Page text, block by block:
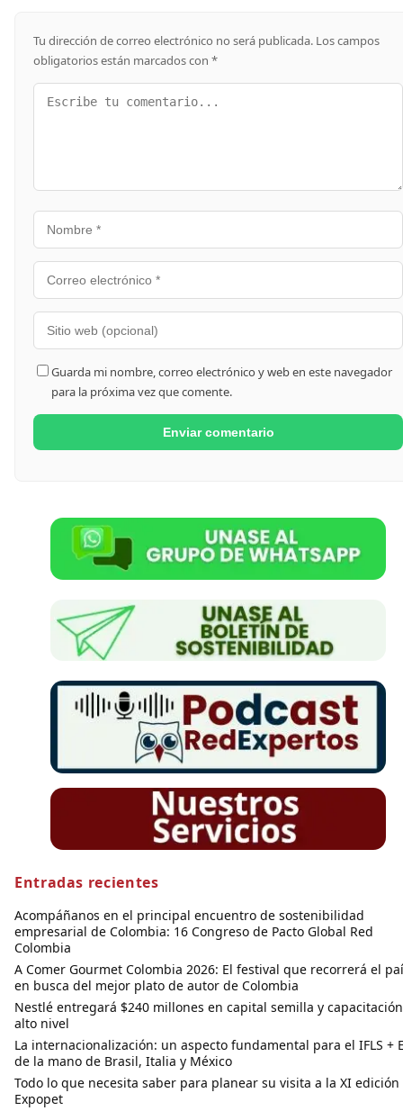
Tu dirección de correo electrónico no será publicada. Los campos
obligatorios están marcados con *
Guarda mi nombre, correo electrónico y web en este navegador
para la próxima vez que comente.
Entradas recientes
Acompáñanos en el principal encuentro de sostenibilidad
empresarial de Colombia: 16 Congreso de Pacto Global Red
Colombia
A Comer Gourmet Colombia 2026: El festival que recorrerá el
en busca del mejor plato de autor de Colombia
Nestlé entregará $240 millones en capital semilla y
alto nivel
La internacionalización: un aspecto fundamental para el IFLS +
de la mano de Brasil, Italia y México
Todo lo que necesita saber para planear su visita a la XI edición
Expopet